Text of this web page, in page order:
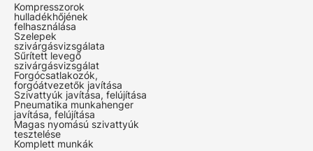
Kompresszorok
hulladékhőjének
felhasználása
Szelepek
szivárgásvizsgálata
Sűrített levegő
szivárgásvizsgálat
Forgócsatlakozók,
forgóátvezetők javítása
Szivattyúk javítása, felújítása
Pneumatika munkahenger
javítása, felújítása
Magas nyomású szivattyúk
tesztelése
Komplett munkák